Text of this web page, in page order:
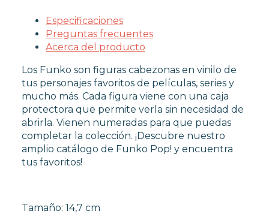
FUNKO POP VIDEOJUEGOS
PROTECTORES FUNKO POP
FUNKO POP DAÑADOS
COLECCIONISMO
WARHAMMER
CARTAS TCG
Especificaciones
Preguntas frecuentes
Acerca del producto
Los Funko son figuras cabezonas en vinilo de
tus personajes favoritos de películas, series y
mucho más. Cada figura viene con una caja
protectora que permite verla sin necesidad de
abrirla. Vienen numeradas para que puedas
completar la colección. ¡Descubre nuestro
amplio catálogo de Funko Pop! y encuentra
tus favoritos!
Tamaño: 14,7 cm